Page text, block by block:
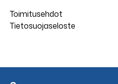
Toimitusehdot
Tietosuojaseloste